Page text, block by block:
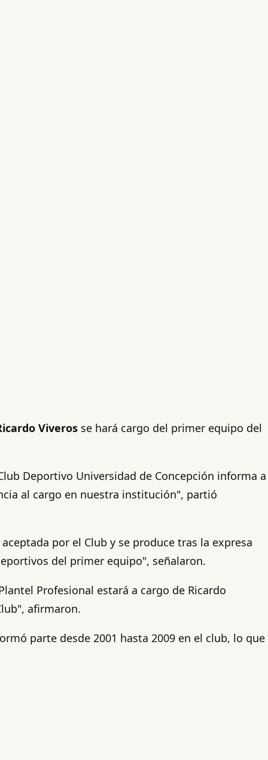
Viveros se hará cargo del primer equipo del
Deportivo Universidad de Concepción informa a
al cargo en nuestra institución", partió
por el Club y se produce tras la expresa
del primer equipo", señalaron.
Profesional estará a cargo de Ricardo
afirmaron.
parte desde 2001 hasta 2009 en el club, lo que